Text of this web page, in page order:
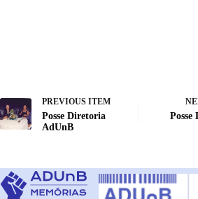
PREVIOUS ITEM
Posse Diretoria
AdUnB